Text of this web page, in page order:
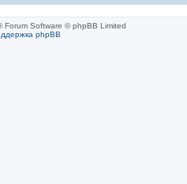
Forum Software © phpBB Limited
phpBB